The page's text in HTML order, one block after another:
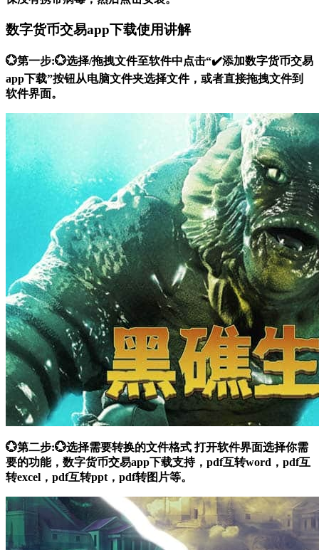
数字货币交易app下载使用讲解
💮第一步:💮选择/拖拽文件至软件中点击“✔️添加数字货币交易
app下载”按钮从电脑文件夹选择文件，或者直接拖拽文件到
软件界面。
💮第二步:💮选择需要转换的文件格式 打开软件界面选择你需
要的功能，数字货币交易app下载支持，pdf互转word，pdf互
转excel，pdf互转ppt，pdf转图片等。